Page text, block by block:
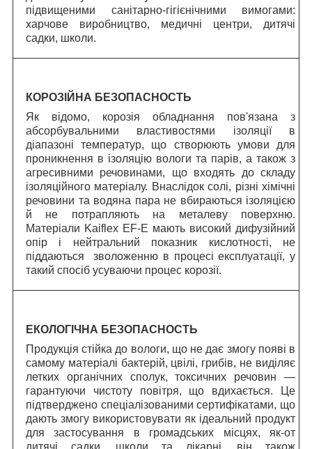
підвищеними санітарно-гігієнічними вимогами:
харчове виробництво, медичні центри, дитячі
садки, школи.
КОРОЗІЙНА БЕЗОПАСНОСТЬ
Як відомо, корозія обладнання пов'язана з
абсорбувальними властивостями ізоляції в
діапазоні температур, що створюють умови для
проникнення в ізоляцію вологи та парів, а також з
агресивними речовинами, що входять до складу
ізоляційного матеріалу. Внаслідок солі, різні хімічні
речовини та водяна пара не вбираються ізоляцією
й не потрапляють на металеву поверхню.
Матеріали Kaiflex EF-E мають високий дифузійний
опір і нейтральний показник кислотності, не
піддаються зволоженню в процесі експлуатації, у
такий спосіб усуваючи процес корозії.
ЕКОЛОГІЧНА БЕЗОПАСНОСТЬ
Продукція стійка до вологи, що не дає змогу появі в
самому матеріалі бактерій, цвілі, грибів, не виділяє
летких органічних сполук, токсичних речовин —
гарантуючи чистоту повітря, що вдихається. Це
підтверджено спеціалізованими сертифікатами, що
дають змогу використовувати як ідеальний продукт
для застосування в громадських місцях, як-от
дитячі садки, школи та лікарні, він також